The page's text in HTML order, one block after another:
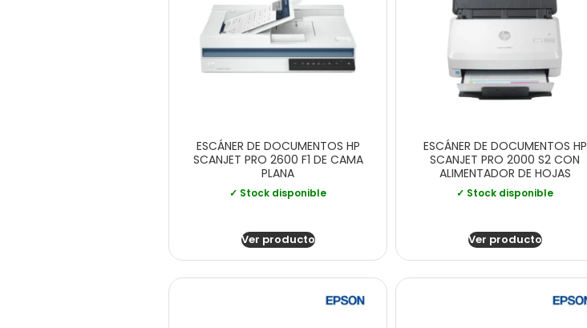
ESCÁNER DE DOCUMENTOS HP
SCANJET PRO 2600 F1 DE CAMA
PLANA
✓ Stock disponible
Ver producto
ESCÁNER DE DOCUMENTOS HP
SCANJET PRO 2000 S2 CON
ALIMENTADOR DE HOJAS
✓ Stock disponible
Ver producto